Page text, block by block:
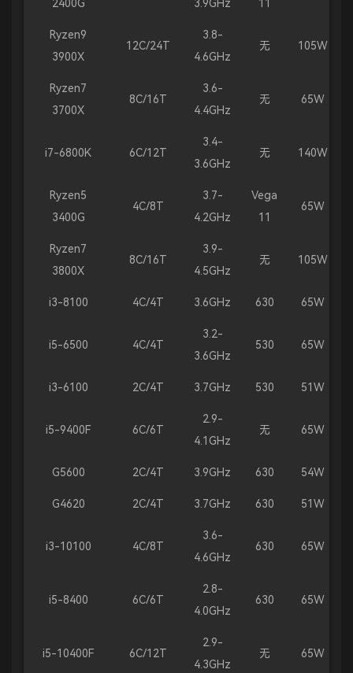
2400G
3.9GHz
11
Ryzen9
3900X
12C/24T
3.8-
4.6GHz
无 105W
Ryzen7
3700X
8C/16T
3.6-
4.4GHz
无 65W
i7-6800K 6C/12T
3.4-
3.6GHz
无 140W
Ryzen5
3400G
4C/8T
3.7-
4.2GHz
Vega
11
65W
Ryzen7
3800X
8C/16T
3.9-
4.5GHz
无 105W
i3-8100 4C/4T 3.6GHz 630 65W
i5-6500 4C/4T
3.2-
3.6GHz
530 65W
i3-6100 2C/4T 3.7GHz 530 51W
i5-9400F 6C/6T
2.9-
4.1GHz
无 65W
G5600 2C/4T 3.9GHz 630 54W
G4620 2C/4T 3.7GHz 630 51W
i3-10100 4C/8T
3.6-
4.6GHz
630 65W
i5-8400 6C/6T
2.8-
4.0GHz
630 65W
i5-10400F 6C/12T
2.9-
4.3GHz
无 65W